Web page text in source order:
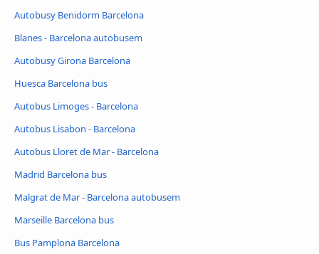
Autobusy Benidorm Barcelona
Blanes - Barcelona autobusem
Autobusy Girona Barcelona
Huesca Barcelona bus
Autobus Limoges - Barcelona
Autobus Lisabon - Barcelona
Autobus Lloret de Mar - Barcelona
Madrid Barcelona bus
Malgrat de Mar - Barcelona autobusem
Marseille Barcelona bus
Bus Pamplona Barcelona